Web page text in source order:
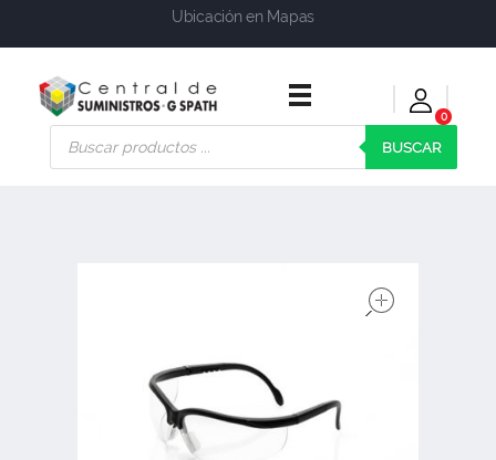
Ubicación en Mapas
Central de Suministros Gspath
Suministros y soluciones integrales para su empresa o negocio
0
BUSCAR